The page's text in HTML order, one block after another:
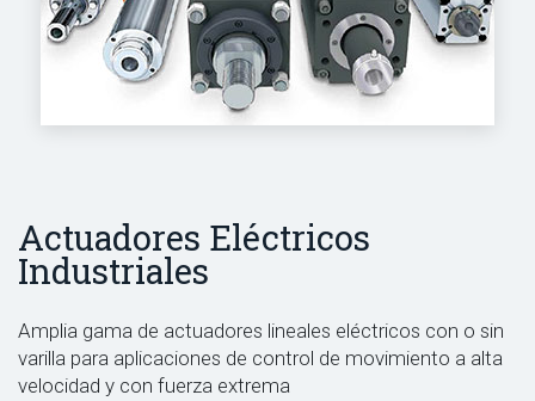
Actuadores Eléctricos
Industriales
Amplia gama de actuadores lineales eléctricos con o sin
varilla para aplicaciones de control de movimiento a alta
velocidad y con fuerza extrema